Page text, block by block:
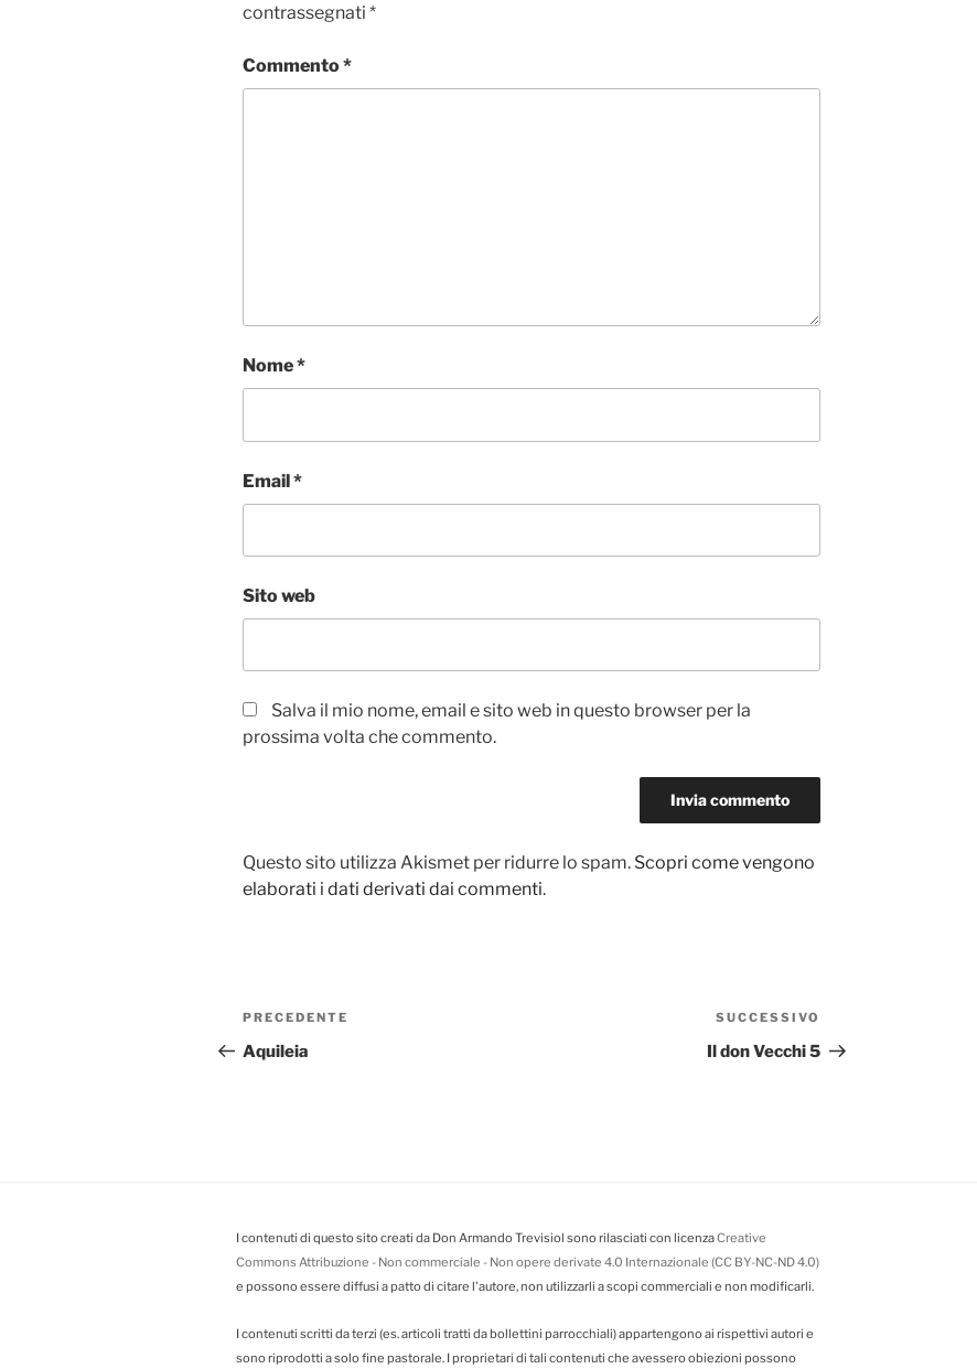
contrassegnati *
Commento*
Nome*
Email*
Sito web
Salva il mio nome, email e sito web in questo browser per la
prossima volta che commento.
Questo sito utilizza Akismet per ridurre lo spam. Scopri come vengono
elaborati i dati derivati dai commenti.
Navigazione
articoli
Articolo
precedente:
PRECEDENTE
Aquileia
successivo
SUCCESSIVO
Il don Vecchi 5
I contenuti di questo sito creati da Don Armando Trevisiol sono rilasciati con licenzaCreative
Commons Attribuzione - Non commerciale - Non opere derivate 4.0 Internazionale (CC BY-NC-ND 4.0)
e possono essere diffusi a patto di citare l'autore, non utilizzarli a scopi commerciali e non modificarli.
I contenuti scritti da terzi (es. articoli tratti da bollettini parrocchiali) appartengono ai rispettivi autori e
sono riprodotti a solo fine pastorale. I proprietari di tali contenuti che avessero obiezioni possono